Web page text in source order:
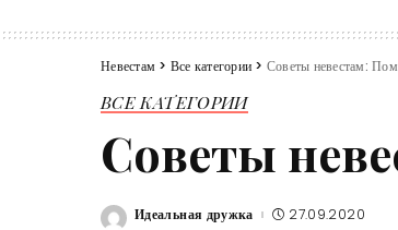
Невестам > Все категории > Советы невестам:
ВСЕ КАТЕГОРИИ
Советы
Posted
Идеальная дружка 27.09.2020